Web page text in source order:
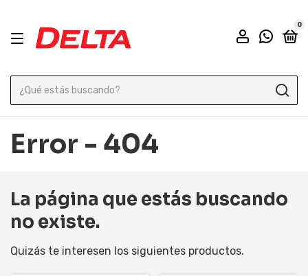
0
Error - 404
La página que estás buscando
no existe.
Quizás te interesen los siguientes productos.